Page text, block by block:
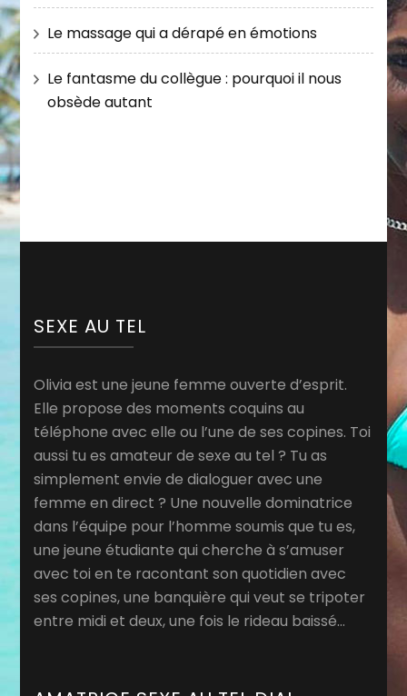
Le massage qui a dérapé en émotions
Le fantasme du collègue : pourquoi il nous
obsède autant
SEXE AU TEL
Olivia est une jeune femme ouverte d’esprit.
Elle propose des moments coquins au
téléphone avec elle ou l’une de ses copines. Toi
aussi tu es amateur de sexe au tel ? Tu as
simplement envie de dialoguer avec une
femme en direct ? Une nouvelle dominatrice
dans l’équipe pour l’homme soumis que tu es,
une jeune étudiante qui cherche à s’amuser
avec toi en te racontant son quotidien avec
ses copines, une banquière qui veut se tripoter
entre midi et deux, une fois le rideau baissé…